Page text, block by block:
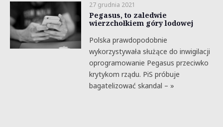
27 grudnia 2021
Pegasus, to zaledwie
wierzchołkiem góry lodowej
Polska prawdopodobnie
wykorzystywała służące do inwigilacji
oprogramowanie Pegasus przeciwko
krytykom rządu. PiS próbuje
bagatelizować skandal – »